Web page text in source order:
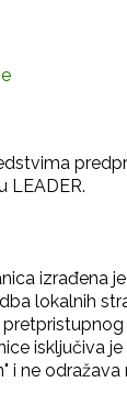
LEADER.
izrađena
lokalnih
isključiva
i ne